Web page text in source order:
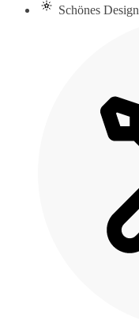
Schönes